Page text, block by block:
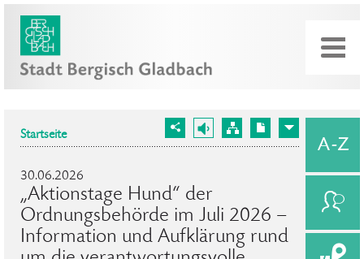
Startseite
30.06.2026
„Aktionstage Hund“ der
Ordnungsbehörde im Juli 2026 –
Information und Aufklärung rund